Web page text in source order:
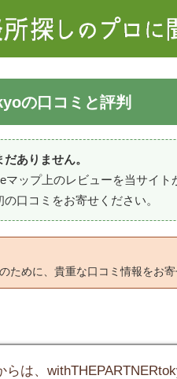
の口コミと評判
ありません。
マップ上のレビューを当サイ
口コミをお寄せください。
ために、貴重な口コミ情報をお寄
らは、